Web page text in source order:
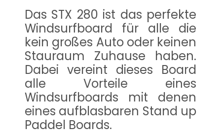
Das STX 280 ist das perfekte
Windsurfboard für alle die
kein großes Auto oder keinen
Stauraum Zuhause haben.
Dabei vereint dieses Board
alle Vorteile eines
Windsurfboards mit denen
eines aufblasbaren Stand up
Paddel Boards.